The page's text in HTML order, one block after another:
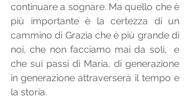
continuare a sognare. Ma quello che è
più importante è la certezza di un
cammino di Grazia che è più grande di
noi, che non facciamo mai da soli,  e
che sui passi di Maria, di generazione
in generazione attraverserà il tempo e
la storia.